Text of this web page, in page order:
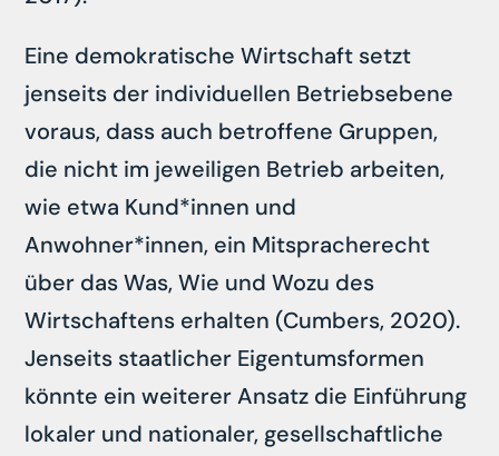
Eine demokratische Wirtschaft setzt
jenseits der individuellen Betriebsebene
voraus, dass auch betroffene Gruppen,
die nicht im jeweiligen Betrieb arbeiten,
wie etwa Kund*innen und
Anwohner*innen, ein Mitspracherecht
über das Was, Wie und Wozu des
Wirtschaftens erhalten (Cumbers, 2020).
Jenseits staatlicher Eigentumsformen
könnte ein weiterer Ansatz die Einführung
lokaler und nationaler, gesellschaftliche